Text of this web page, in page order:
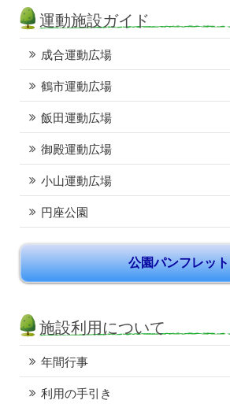
運動施設ガイド
成合運動広場
鶴市運動広場
飯田運動広場
御殿運動広場
小山運動広場
円座公園
公園パンフレット
施設利用について
年間行事
利用の手引き